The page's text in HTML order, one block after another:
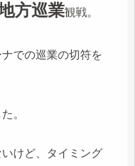
方巡業観戦。
での巡業の切符を
。
けど、タイミング